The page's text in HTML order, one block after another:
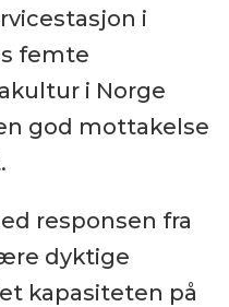
i
femte
i Norge
god mottakelse
responsen fra
dyktige
kapasiteten på